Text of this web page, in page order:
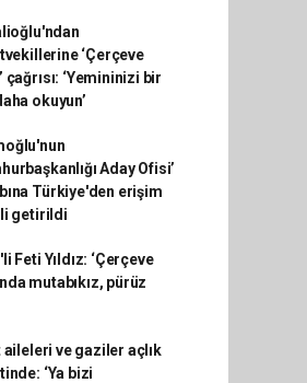
‘Çerçeve
çağrısı: ‘Yemininizi bir
okuyun’
Aday Ofisi’
Türkiye'den erişim
getirildi
Feti Yıldız: ‘Çerçeve
mutabıkız, pürüz
aileleri ve gaziler açlık
‘Ya bizi